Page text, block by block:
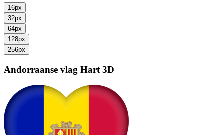
16px
32px
64px
128px
256px
Andorraanse vlag Hart 3D